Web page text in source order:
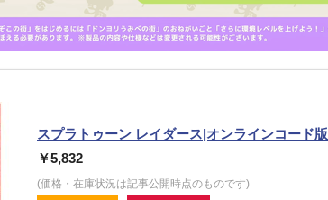
スプラトゥーン レイダース|オンラインコード版
￥5,832
(価格・在庫状況は記事公開時点のものです)